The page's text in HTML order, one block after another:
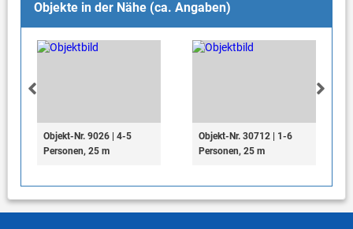
Objekte in der Nähe (ca. Angaben)
Objekt-Nr. 9026 | 4-5
Personen, 25 m
Objekt-Nr. 30712 | 1-6
Personen, 25 m